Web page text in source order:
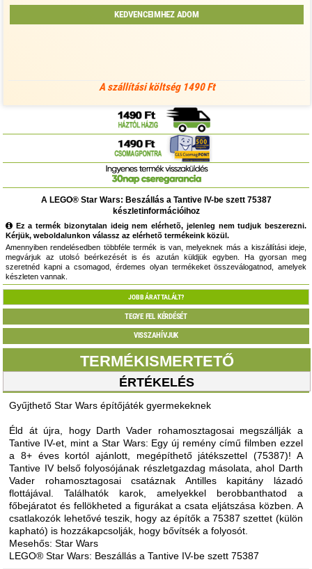
KEDVENCEIMHEZ ADOM
A szállítási költség 1490 Ft
A LEGO® Star Wars: Beszállás a Tantive IV-be szett 75387
készletinformációihoz
Ez a termék bizonytalan ideig nem elérhetõ, jelenleg nem tudjuk beszerezni.
Kérjük, weboldalunkon válassz az elérhetõ termékeink közül.
Amennyiben rendelésedben többféle termék is van, melyeknek más a kiszállítási ideje,
megvárjuk az utolsó beérkezését is és azután küldjük egyben. Ha gyorsan meg
szeretnéd kapni a csomagod, érdemes olyan termékeket összeválogatnod, amelyek
készleten vannak.
JOBB ÁRAT TALÁLT?
TEGYE FEL KÉRDÉSÉT
VISSZAHÍVJUK
TERMÉKISMERTETŐ
ÉRTÉKELÉS
Gyűjthető Star Wars építőjáték gyermekeknek
Éld át újra, hogy Darth Vader rohamosztagosai megszállják a
Tantive IV-et, mint a Star Wars: Egy új remény című filmben ezzel
a 8+ éves kortól ajánlott, megépíthető játékszettel (75387)! A
Tantive IV belső folyosójának részletgazdag másolata, ahol Darth
Vader rohamosztagosai csatáznak Antilles kapitány lázadó
flottájával. Találhatók karok, amelyekkel berobbanthatod a
főbejáratot és fellökheted a figurákat a csata eljátszása közben. A
csatlakozók lehetővé teszik, hogy az építők a 75387 szettet (külön
kapható) is hozzákapcsolják, hogy bővítsék a folyosót.
Mesehős: Star Wars
LEGO® Star Wars: Beszállás a Tantive IV-be szett 75387